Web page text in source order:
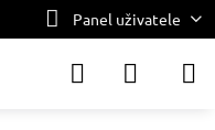
Panel uživatele